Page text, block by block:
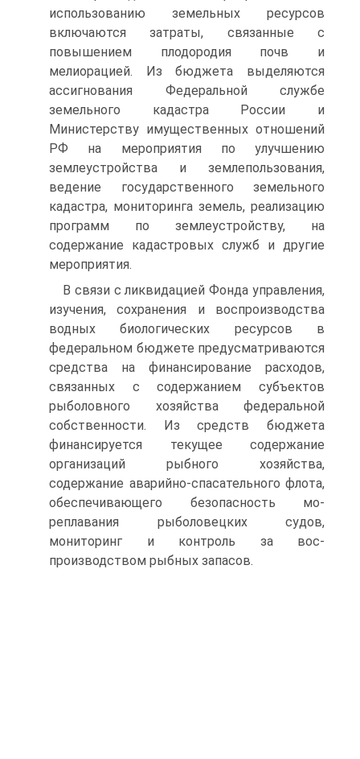
использованию земельных ресурсов
включаются затраты, связанные с
повышением плодородия почв и
мелиорацией. Из бюджета выделяются
ассигнования Федеральной службе
земельного кадастра России и
Министерству имуществен­ных отношений
РФ на мероприятия по улучшению
землеустройства и землепользования,
ведение государственного земельного
кадастра, мониторинга земель, реализацию
программ по землеустройству, на
содержание кадастровых служб и другие
мероприятия.
В связи с ликвидацией Фонда управления,
изучения, сохране­ния и воспроизводства
водных биологических ресурсов в
федераль­ном бюджете предусматриваются
средства на финансирование рас­ходов,
связанных с содержанием субъектов
рыболовного хозяйства федеральной
собственности. Из средств бюджета
финансируется текущее содержание
организаций рыбного хозяйства,
содержание аварийно-спасательного флота,
обеспечивающего безопасность мо­
реплавания рыболовецких судов,
мониторинг и контроль за вос­
производством рыбных запасов.